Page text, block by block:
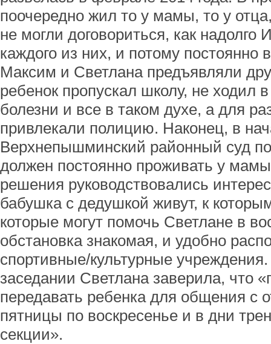
поочередно жил то у мамы, то у
не могли договориться, как надолго
каждого из них, и потому постоянно
Максим и Светлана предъявляли
ребенок пропускал школу, не ходил
болезни и все в таком духе, а для
привлекали полицию. Наконец, в
Верхнепышминский районный суд
должен постоянно проживать у
решения руководствовались
бабушка с дедушкой живут, к
которые могут помочь Светлане в
обстановка знакомая, и удобно
спортивные/культурные
заседании Светлана заверила, что
передавать ребенка для общения с
пятницы по воскресенье и в дни
секции».